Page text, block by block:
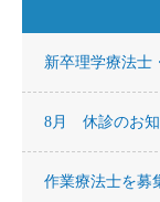
新卒理学療法士
8月 休診のお
作業療法士を募